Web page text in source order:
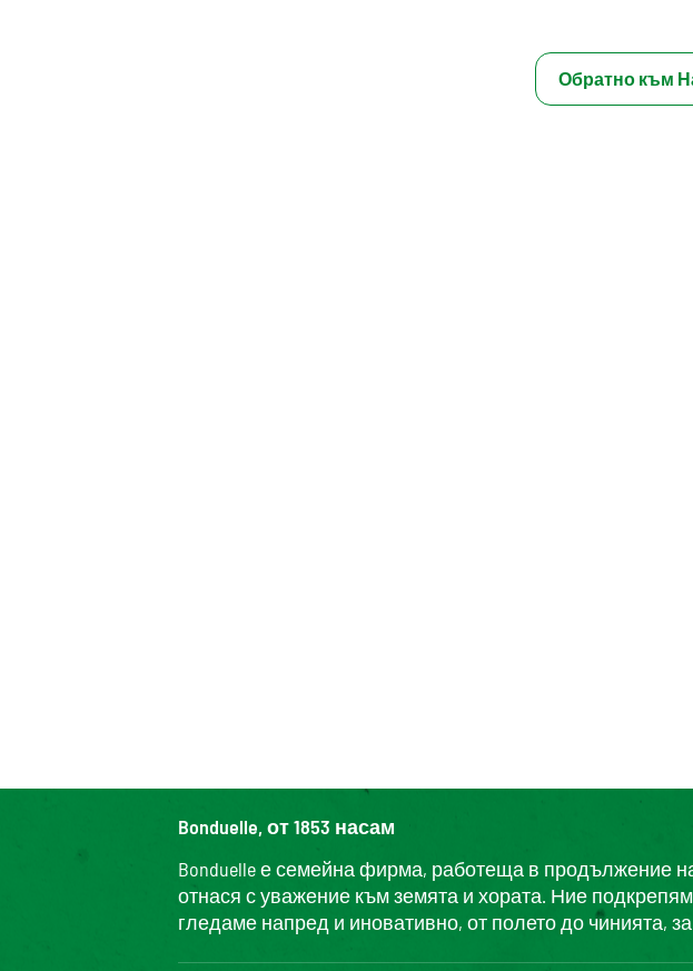
Обратно към
Bonduelle, от 1853 насам
Bonduelle е семейна фирма, работеща в продължение
отнася с уважение към земята и хората. Ние
гледаме напред и иновативно, от полето до чинията,